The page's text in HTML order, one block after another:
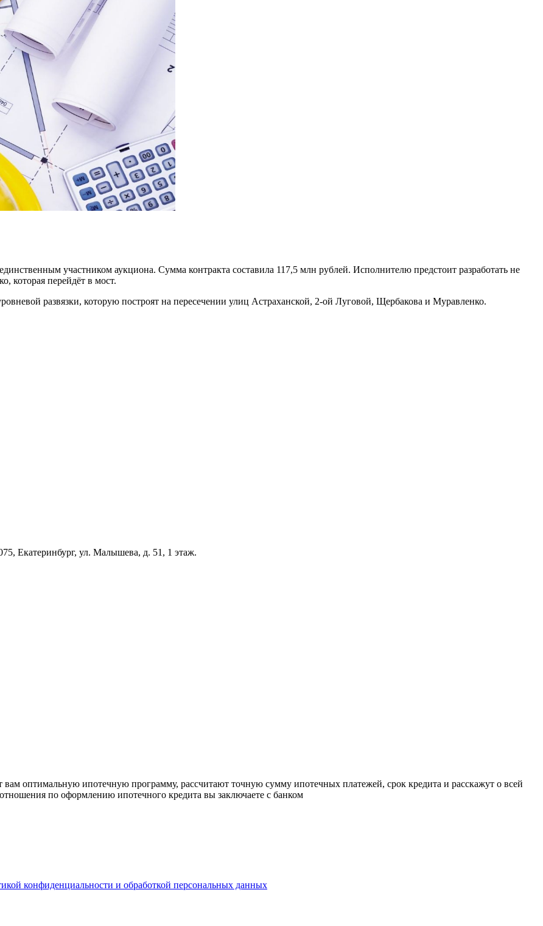
участником аукциона. Сумма контракта составила 117,5 млн рублей. Исполнителю предстоит разработать не
которая перейдёт в мост.
развязки, которую построят на пересечении улиц Астраханской, 2-ой Луговой, Щербакова и Муравленко.
Екатеринбург, ул. Малышева, д. 51, 1 этаж.
вам оптимальную ипотечную программу, рассчитают точную сумму ипотечных платежей, срок кредита и расскажут о всей
по оформлению ипотечного кредита вы заключаете с банком
конфиденциальности и обработкой персональных данных